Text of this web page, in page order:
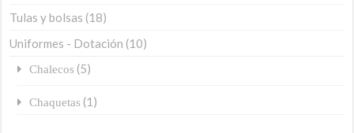
Tulas y bolsas (18)
Uniformes - Dotación (10)
Chalecos (5)
Chaquetas (1)